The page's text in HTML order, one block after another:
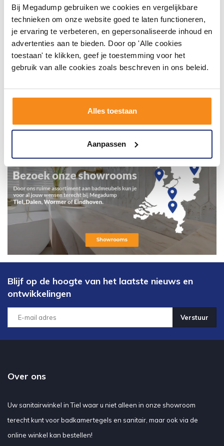
Bij Megadump gebruiken we cookies en vergelijkbare
technieken om onze website goed te laten functioneren,
je ervaring te verbeteren, en gepersonaliseerde inhoud en
advertenties aan te bieden. Door op 'Alle cookies
toestaan' te klikken, geef je toestemming voor het
gebruik van alle cookies zoals beschreven in ons beleid.
Alles toestaan
Aanpassen
Blijf op de hoogte van het laatste nieuws en
ontwikkelingen
Verstuur
Over ons
Uw sanitairwinkel in Tiel waar u niet alleen in onze showroom
terecht kunt voor badkamertegels en sanitair, maar ook via de
online winkel kan bestellen!